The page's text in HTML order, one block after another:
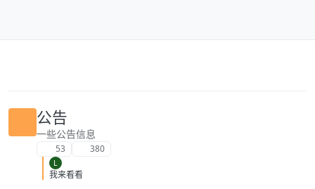
公告
一些公告信息
53 380
L
我来看看